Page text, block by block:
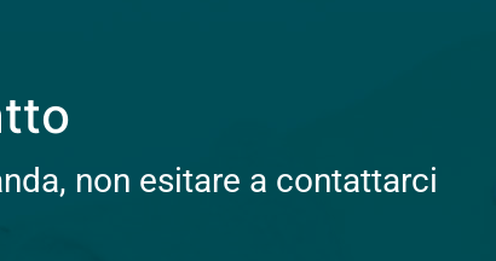
non esitare a contattarci